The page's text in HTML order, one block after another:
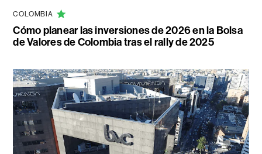
COLOMBIA
Cómo planear las inversiones de 2026 en la Bolsa
de Valores de Colombia tras el rally de 2025